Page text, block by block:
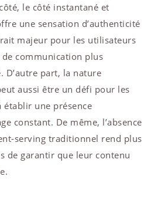
le côté instantané et
une sensation d’authenticité
majeur pour les utilisateurs
communication plus
part, la nature
aussi être un défi pour les
établir une présence
constant. De même, l’absence
serving traditionnel rend plus
de garantir que leur contenu